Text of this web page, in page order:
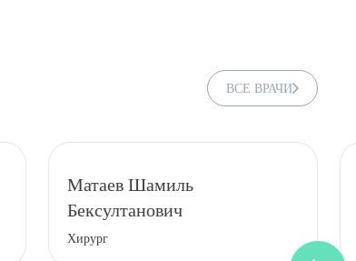
ВСЕ ВРАЧИ
Матаев Шамиль
Бексултанович
Хирург